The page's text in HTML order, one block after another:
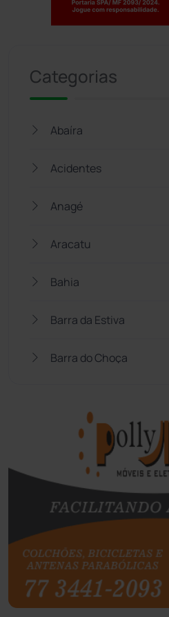
Categorias
Abaíra
Acidentes
Anagé
Aracatu
Bahia
Barra da Estiva
Barra do Choça
Bom Jesus da Lapa
Boquira
Botuporã
Brasil
Brumado